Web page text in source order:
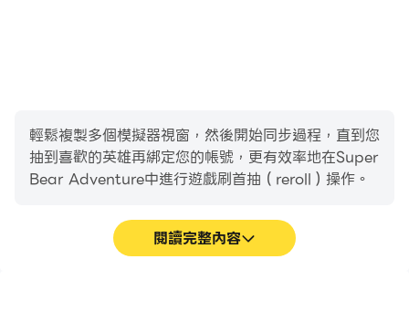
輕鬆複製多個模擬器視窗，然後開始同步過程，直到您
抽到喜歡的英雄再綁定您的帳號，更有效率地在Super
Bear Adventure中進行遊戲刷首抽（reroll）操作。
閱讀完整內容